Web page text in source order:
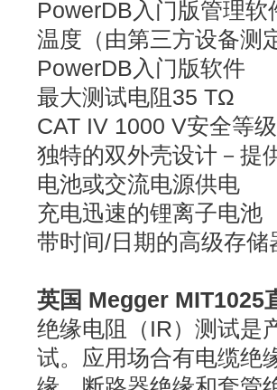
PowerDB入门版管理软
温度（由第三方设备测
PowerDB入门版软件
最大测试电阻35 TΩ
CAT IV 1000 V安全等
独特的双外壳设计－提
电池或交流电源供电
充电迅速的锂离子电池
带时间/日期的高级存储
英国 Megger MIT1025
绝缘电阻（IR）测试是
试。应用场合有电缆绝